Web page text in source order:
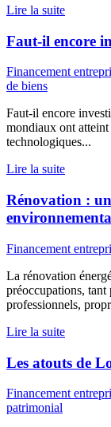
Lire la suite
Faut-il encore
Financement
de biens
Faut-il encore
mondiaux ont atteint
technologiques...
Lire la suite
Rénovation :
Financement
La rénovation
préoccupations,
professionnels,
Lire la suite
Les atouts de
Financement
patrimonial